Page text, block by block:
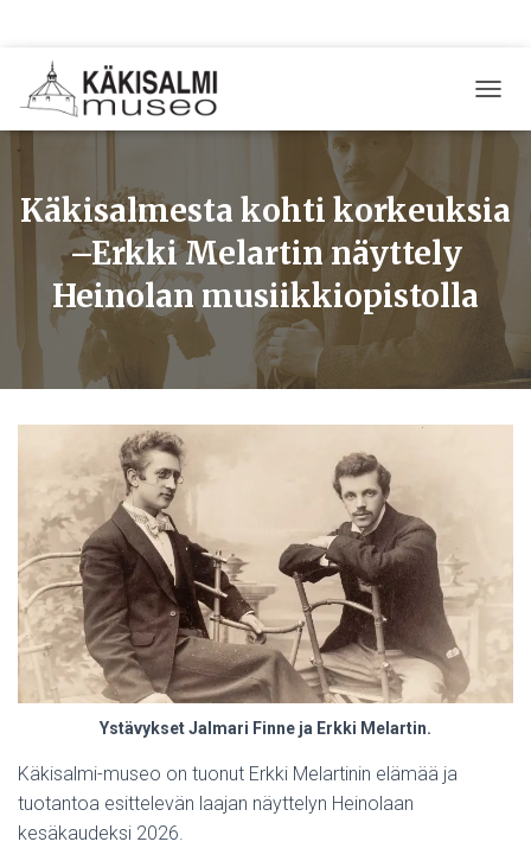
O
L
E
O
Käkisalmesta kohti korkeuksia
–Erkki Melartin näyttely
Heinolan musiikkiopistolla
Ystävykset Jalmari Finne ja Erkki Melartin.
Käkisalmi-museo on tuonut Erkki Melartinin elämää ja
tuotantoa esittelevän laajan näyttelyn Heinolaan
kesäkaudeksi 2026.